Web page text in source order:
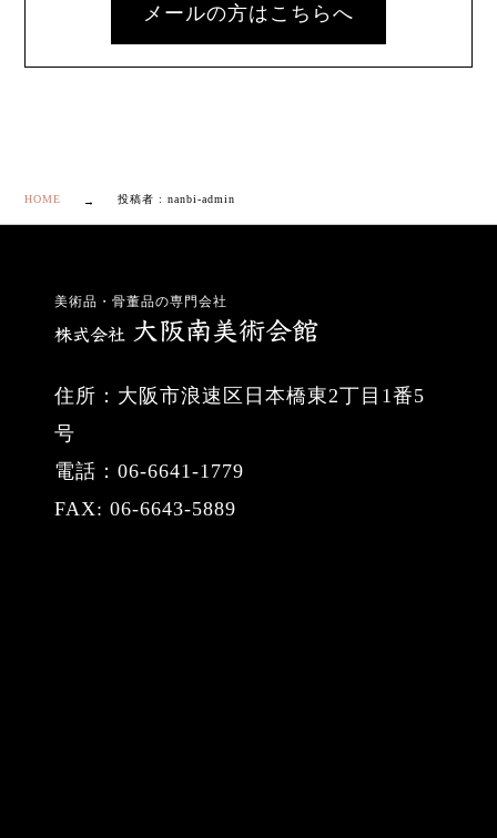
メールの方はこちらへ
HOME 投稿者 : nanbi-admin
美術品・骨董品の専門会社
住所：大阪市浪速区日本橋東2丁目1番5
号
電話：06-6641-1779
FAX: 06-6643-5889